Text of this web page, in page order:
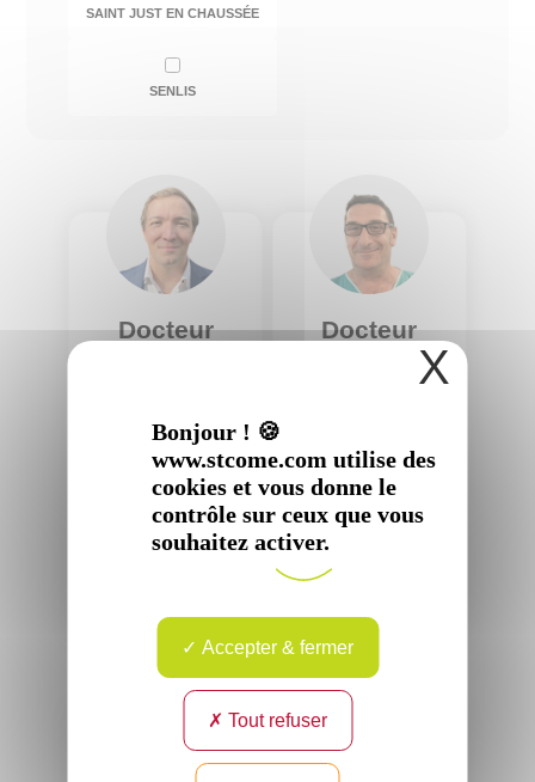
SAINT JUST EN CHAUSSÉE
SENLIS
Docteur
Entérologie
Lieu : Compiègne et
son agglomération
Voir
profil
Docteur
Christophe
Entérologie
Lieu : Compiègne et
son agglomération
X
Bonjour ! 🍪
www.stcome.com utilise des
cookies et vous donne le
contrôle sur ceux que vous
souhaitez activer.
Accepter & fermer
Tout refuser